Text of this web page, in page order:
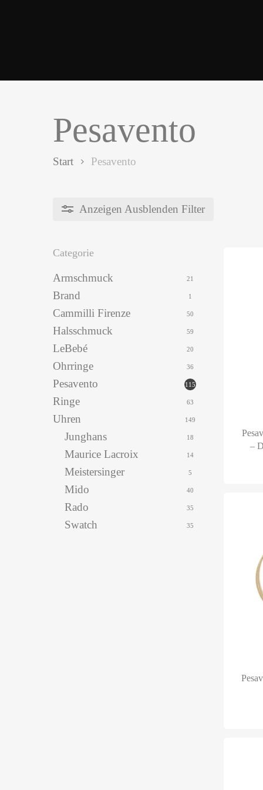
Pesavento
Start Pesavento
Anzeigen Ausblenden Filter
Categorie
Armschmuck 21
Brand 1
Cammilli Firenze 50
Halsschmuck 59
LeBebé 20
Ohrringe 36
Pesavento 115
Ringe 63
Uhren 149
Junghans 18
Maurice Lacroix 14
Meistersinger 5
Mido 40
Rado 35
Swatch 35
–